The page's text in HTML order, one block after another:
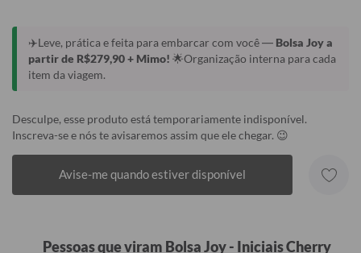
✈️Leve, prática e feita para embarcar com você — Bolsa Joy a
partir de R$279,90 + Mimo! 🌟Organização interna para cada
item da viagem.
Desculpe, esse produto está temporariamente indisponível.
Inscreva-se e nós te avisaremos assim que ele chegar. 😉
Avise-me quando estiver disponível
Pessoas que viram Bolsa Joy - Iniciais Cherry